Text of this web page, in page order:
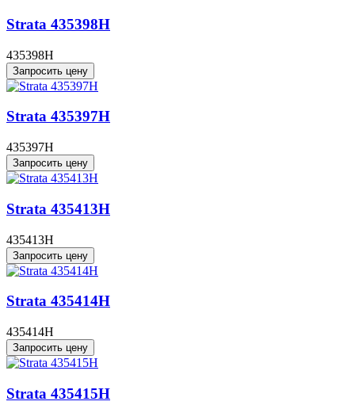
Strata 435398H
435398H
Запросить цену
Strata 435397H
435397H
Запросить цену
Strata 435413H
435413H
Запросить цену
Strata 435414H
435414H
Запросить цену
Strata 435415H